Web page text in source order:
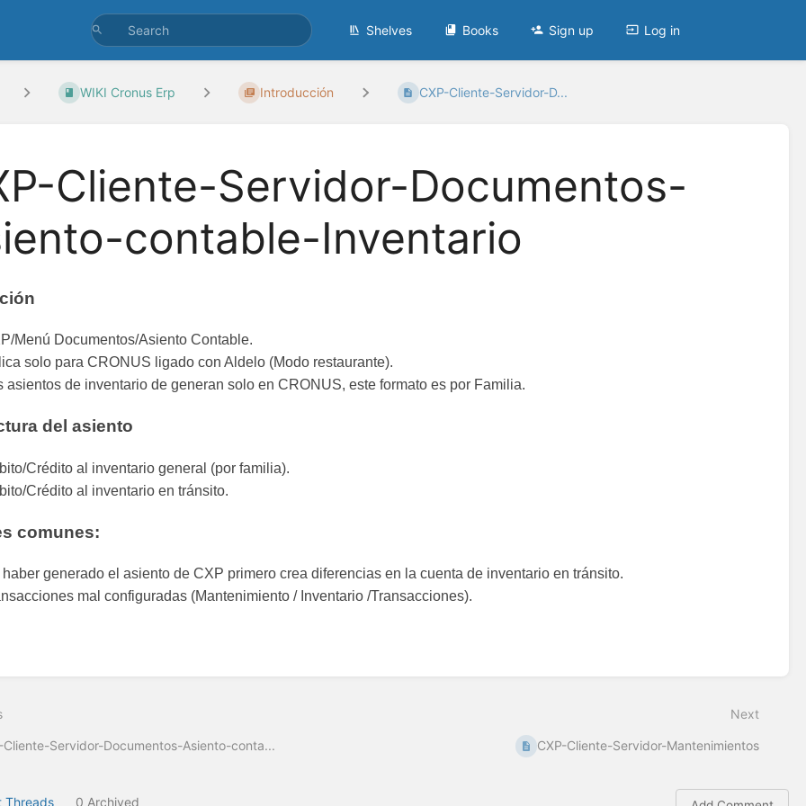
Shelves Books Sign up Log in
WIKI Cronus Erp Introducción CXP-Cliente-Servidor-D...
Cliente-Servidor-Documentos-
contable-Inventario
Menú Documentos/Asiento Contable.
solo para CRONUS ligado con Aldelo (Modo restaurante).
asientos de inventario de generan solo en CRONUS, este formato es por Familia.
del asiento
Crédito al inventario general (por familia).
Crédito al inventario en tránsito.
comunes:
haber generado el asiento de CXP primero crea diferencias en la cuenta de inventario en tránsito.
mal configuradas (Mantenimiento / Inventario /Transacciones).
Cliente-Servidor-Documentos-Asiento-conta...
Next
CXP-Cliente-Servidor-Mantenimientos
Threads 0 Archived